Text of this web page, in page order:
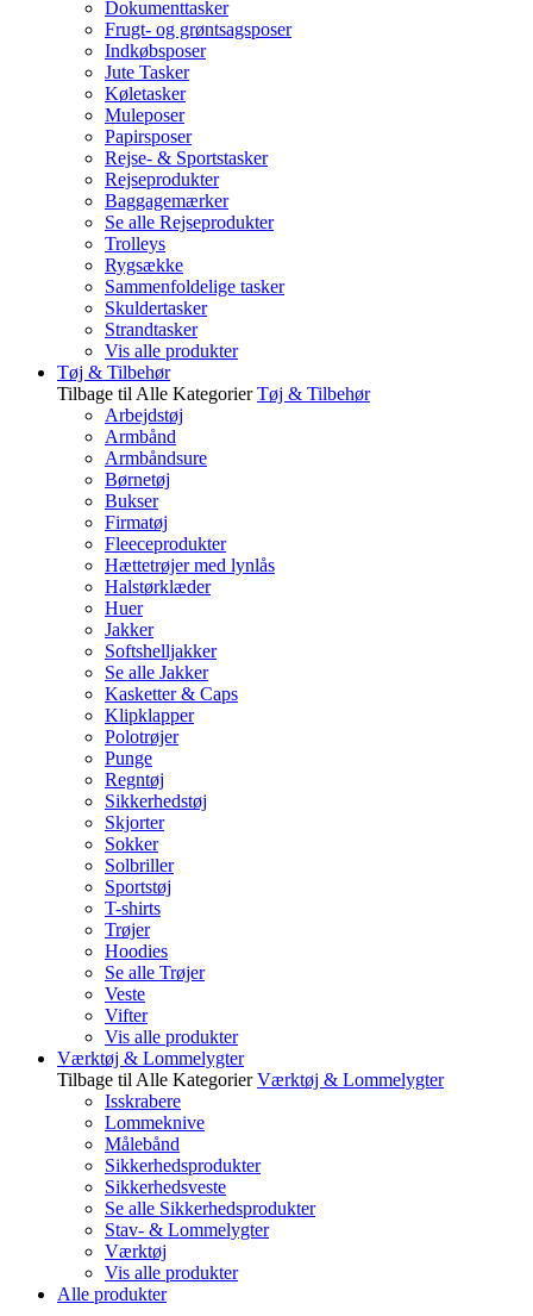
Dokumenttasker
Frugt- og grøntsagsposer
Indkøbsposer
Jute Tasker
Køletasker
Muleposer
Papirsposer
Rejse- & Sportstasker
Rejseprodukter
Baggagemærker
Se alle Rejseprodukter
Trolleys
Rygsække
Sammenfoldelige tasker
Skuldertasker
Strandtasker
Vis alle produkter
Tøj & Tilbehør
Tilbage til Alle Kategorier Tøj & Tilbehør
Arbejdstøj
Armbånd
Armbåndsure
Børnetøj
Bukser
Firmatøj
Fleeceprodukter
Hættetrøjer med lynlås
Halstørklæder
Huer
Jakker
Softshelljakker
Se alle Jakker
Kasketter & Caps
Klipklapper
Polotrøjer
Punge
Regntøj
Sikkerhedstøj
Skjorter
Sokker
Solbriller
Sportstøj
T-shirts
Trøjer
Hoodies
Se alle Trøjer
Veste
Vifter
Vis alle produkter
Værktøj & Lommelygter
Tilbage til Alle Kategorier Værktøj & Lommelygter
Isskrabere
Lommeknive
Målebånd
Sikkerhedsprodukter
Sikkerhedsveste
Se alle Sikkerhedsprodukter
Stav- & Lommelygter
Værktøj
Vis alle produkter
Alle produkter